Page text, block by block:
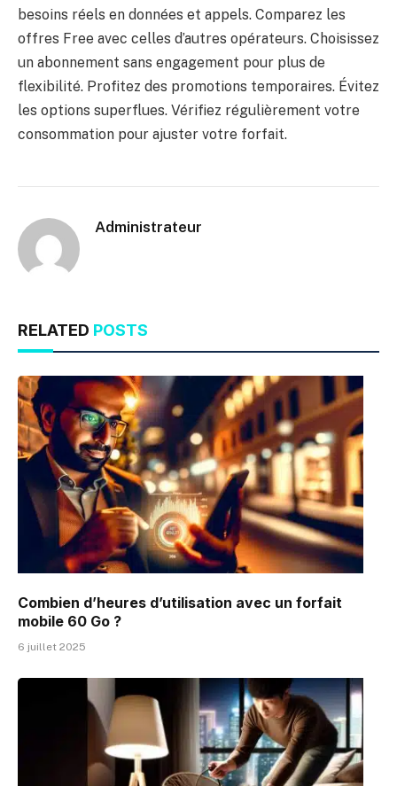
besoins réels en données et appels. Comparez les
offres Free avec celles d’autres opérateurs. Choisissez
un abonnement sans engagement pour plus de
flexibilité. Profitez des promotions temporaires. Évitez
les options superflues. Vérifiez régulièrement votre
consommation pour ajuster votre forfait.
Administrateur
RELATED POSTS
Combien d’heures d’utilisation avec un forfait
mobile 60 Go ?
6 juillet 2025